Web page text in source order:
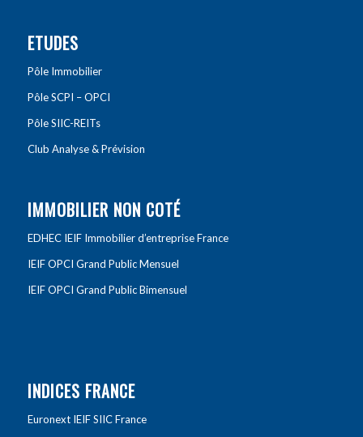
ETUDES
Pôle Immobilier
Pôle SCPI – OPCI
Pôle SIIC-REITs
Club Analyse & Prévision
IMMOBILIER NON COTÉ
EDHEC IEIF Immobilier d’entreprise France
IEIF OPCI Grand Public Mensuel
IEIF OPCI Grand Public Bimensuel
INDICES FRANCE
Euronext IEIF SIIC France